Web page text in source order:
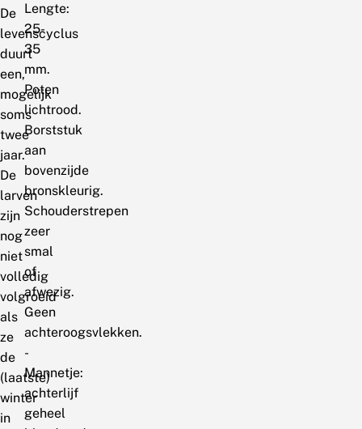
De
levenscyclus
duurt
een,
mogelijk
soms
twee
jaar.
De
larven
zijn
nog
niet
volledig
volgroeid
als
ze
de
(laatste)
winter
in
Lengte:
25-
35
mm.
Poten
lichtrood.
Borststuk
aan
bovenzijde
bronskleurig.
Schouderstrepen
zeer
smal
of
afwezig.
Geen
achteroogsvlekken.
-
Mannetje:
achterlijf
geheel